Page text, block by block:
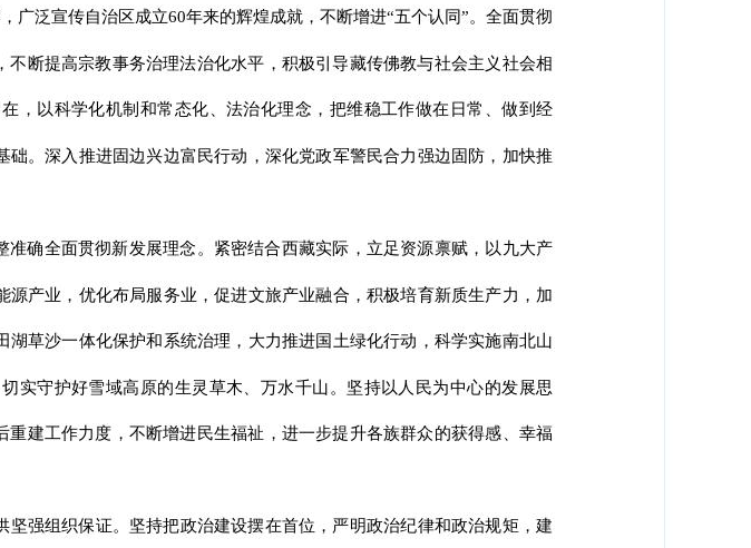
广泛宣传自治区成立60年来的辉煌成就，不断增进“五个认同”。全面贯彻
断提高宗教事务治理法治化水平，积极引导藏传佛教与社会主义社会相
，以科学化机制和常态化、法治化理念，把维稳工作做在日常、做到经
。深入推进固边兴边富民行动，深化党政军警民合力强边固防，加快推
确全面贯彻新发展理念。紧密结合西藏实际，立足资源禀赋，以九大产
产业，优化布局服务业，促进文旅产业融合，积极培育新质生产力，加
草沙一体化保护和系统治理，大力推进国土绿化行动，科学实施南北山
实守护好雪域高原的生灵草木、万水千山。坚持以人民为中心的发展思
建工作力度，不断增进民生福祉，进一步提升各族群众的获得感、幸福
强组织保证。坚持把政治建设摆在首位，严明政治纪律和政治规矩，建